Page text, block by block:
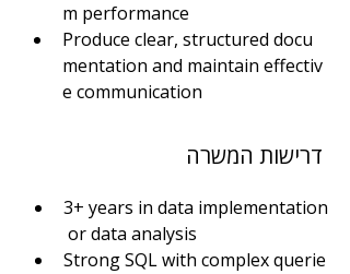
m performance
Produce clear, structured docu
mentation and maintain effectiv
e communication
דרישות המשרה
3+ years in data implementation
or data analysis
Strong SQL with complex querie